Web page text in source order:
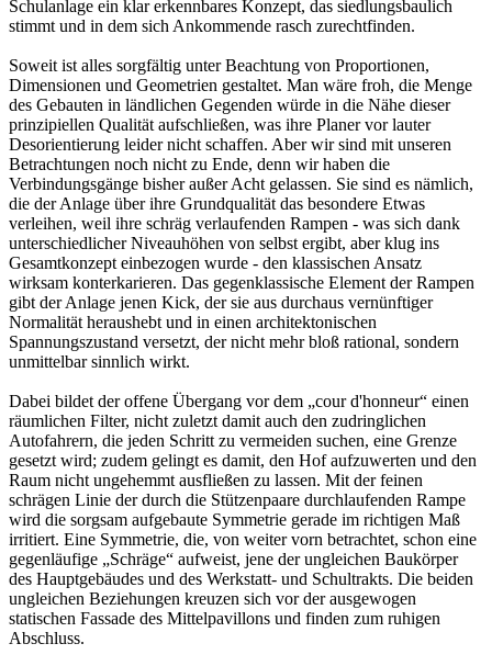
Schulanlage ein klar erkennbares Konzept, das siedlungsbaulich
stimmt und in dem sich Ankommende rasch zurechtfinden.
Soweit ist alles sorgfältig unter Beachtung von Proportionen,
Dimensionen und Geometrien gestaltet. Man wäre froh, die Menge
des Gebauten in ländlichen Gegenden würde in die Nähe dieser
prinzipiellen Qualität aufschließen, was ihre Planer vor lauter
Desorientierung leider nicht schaffen. Aber wir sind mit unseren
Betrachtungen noch nicht zu Ende, denn wir haben die
Verbindungsgänge bisher außer Acht gelassen. Sie sind es nämlich,
die der Anlage über ihre Grundqualität das besondere Etwas
verleihen, weil ihre schräg verlaufenden Rampen - was sich dank
unterschiedlicher Niveauhöhen von selbst ergibt, aber klug ins
Gesamtkonzept einbezogen wurde - den klassischen Ansatz
wirksam konterkarieren. Das gegenklassische Element der Rampen
gibt der Anlage jenen Kick, der sie aus durchaus vernünftiger
Normalität heraushebt und in einen architektonischen
Spannungszustand versetzt, der nicht mehr bloß rational, sondern
unmittelbar sinnlich wirkt.
Dabei bildet der offene Übergang vor dem „cour d'honneur“ einen
räumlichen Filter, nicht zuletzt damit auch den zudringlichen
Autofahrern, die jeden Schritt zu vermeiden suchen, eine Grenze
gesetzt wird; zudem gelingt es damit, den Hof aufzuwerten und den
Raum nicht ungehemmt ausfließen zu lassen. Mit der feinen
schrägen Linie der durch die Stützenpaare durchlaufenden Rampe
wird die sorgsam aufgebaute Symmetrie gerade im richtigen Maß
irritiert. Eine Symmetrie, die, von weiter vorn betrachtet, schon eine
gegenläufige „Schräge“ aufweist, jene der ungleichen Baukörper
des Hauptgebäudes und des Werkstatt- und Schultrakts. Die beiden
ungleichen Beziehungen kreuzen sich vor der ausgewogen
statischen Fassade des Mittelpavillons und finden zum ruhigen
Abschluss.